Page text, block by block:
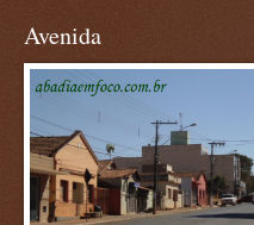
Avenida